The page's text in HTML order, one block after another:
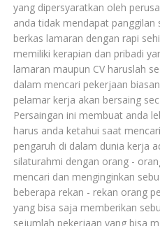
yang dipersyaratkan oleh
anda tidak mendapat panggilan
berkas lamaran dengan rapi
memiliki kerapian dan pribadi
lamaran maupun CV haruslah
dalam mencari pekerjaan
pelamar kerja akan bersaing
Persaingan ini membuat anda
harus anda ketahui saat
pengaruh di dalam dunia kerja
silaturahmi dengan orang -
mencari dan menginginkan
beberapa rekan - rekan orang
yang bisa saja memberikan
sejumlah pekerjaan yang bisa